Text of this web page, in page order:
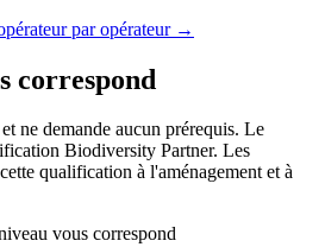
par opérateur →
correspond
ne demande aucun prérequis. Le
Biodiversity Partner. Les
qualification à l'aménagement et à
vous correspond